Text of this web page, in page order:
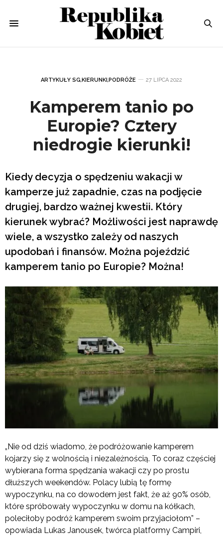
ARTYKUŁY SG,KIERUNKI,PODRÓŻE 27 LIPCA 2022
Kamperem tanio po
Europie? Cztery
niedrogie kierunki!
Kiedy decyzja o spędzeniu wakacji w
kamperze już zapadnie, czas na podjęcie
drugiej, bardzo ważnej kwestii. Który
kierunek wybrać? Możliwości jest naprawdę
wiele, a wszystko zależy od naszych
upodobań i finansów. Można pojeździć
kamperem tanio po Europie? Można!
„Nie od dziś wiadomo, że podróżowanie kamperem
kojarzy się z wolnością i niezależnością. To coraz częściej
wybierana forma spędzania wakacji czy po prostu
dłuższych weekendów. Polacy lubią tę formę
wypoczynku, na co dowodem jest fakt, że aż 90% osób,
które spróbowały wypoczynku w domu na kółkach,
poleciłoby podróż kamperem swoim przyjaciołom” –
opowiada Lukas Janousek, twórca platformy Campiri,